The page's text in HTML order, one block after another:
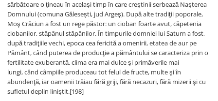
sărbătoare o ţineau în acelaşi timp în care creştinii serbează Naşterea
Domnului (comuna Gălesești, jud Argeş). După alte tradiţii poporale,
Moş Crăciun a fost un rege păstor: un cioban foarte avut, căpetenia
ciobanilor, stăpânul stăpânilor. În timpurile domniei lui Saturn a fost,
după tradiţiile vechi, epoca cea fericită a omenirii, etatea de aur pe
Pământ, când puterea de producţie a pământului se caracteriza prin o
fertilitate exuberantă, clima era mai dulce şi primăverile mai
lungi, când câmpiile produceau tot felul de fructe, multe şi în
abundenţă, iar oamenii trăiau fără griji, fără necazuri, fără mizerii şi cu
sufletul deplin liniştit.[198]